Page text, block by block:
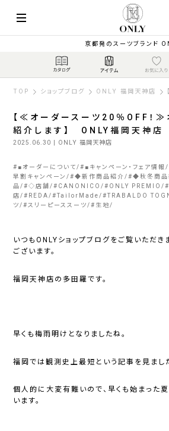
京都発のスーツブランド
TOP ショップブログ ONLY 福岡天神店
【≪オーダースーツ20％OFF！≫
紹介します】 ONLY福岡天神店
2025.06.30 | ONLY 福岡天神店
# ■オーダーについて # ■キャンペーン・フェア情報
早割キャンペーン #◆新作商品紹介 #◆秋冬商品
品 #◇店舗 # CANONICO # ONLY PREMIO #
店 # REDA #TailorMade #TRABALDO
ツ # スリーピーススーツ # 生地
いつもONLYショップブログをご覧いただき
ございます。
福岡天神店の多田羅です。
早くも梅雨明けとなりましたね。
福岡では観測史上最短という記事を見まし
個人的に大変有難いので、早くも始まった
います。